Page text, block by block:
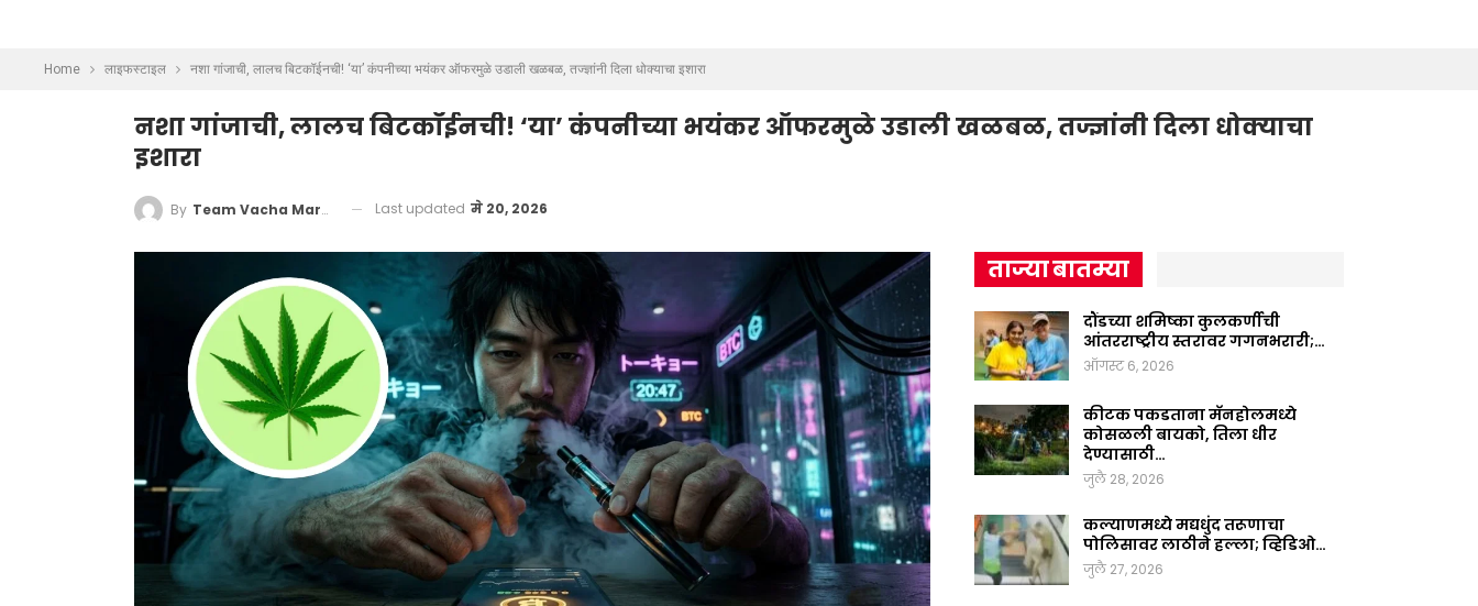
Home लाइफस्टाइल नशा गांजाची, लालच बिटकॉईनची! ‘या’ कंपनीच्या भयंकर ऑफरमुळे उडाली खळबळ, तज्ज्ञांनी दिला धोक्याचा इशारा
नशा गांजाची, लालच बिटकॉईनची! ‘या’ कंपनीच्या भयंकर ऑफरमुळे उडाली खळबळ, तज्ज्ञांनी दिला धोक्याचा
इशारा
By Team Vacha Marathi Last updated मे 20, 2026
ताज्या बातम्या
दौंडच्या शमिष्का कुलकर्णीची
आंतरराष्ट्रीय स्तरावर गगनभरारी;…
ऑगस्ट 6, 2026
कीटक पकडताना मॅनहोलमध्ये
कोसळली बायको, तिला धीर
देण्यासाठी…
जुलै 28, 2026
कल्याणमध्ये मद्यधुंद तरूणाचा
पोलिसावर लाठीने हल्ला; व्हिडिओ…
जुलै 27, 2026